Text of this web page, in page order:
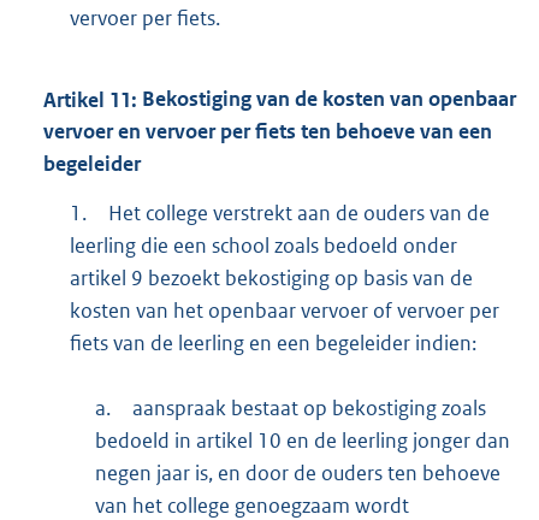
vervoer per fiets.
Artikel 11: Bekostiging van de kosten van openbaar
vervoer en vervoer per fiets ten behoeve van een
begeleider
1.
Het college verstrekt aan de ouders van de
leerling die een school zoals bedoeld onder
artikel 9 bezoekt bekostiging op basis van de
kosten van het openbaar vervoer of vervoer per
fiets van de leerling en een begeleider indien:
a.
aanspraak bestaat op bekostiging zoals
bedoeld in artikel 10 en de leerling jonger dan
negen jaar is, en door de ouders ten behoeve
van het college genoegzaam wordt